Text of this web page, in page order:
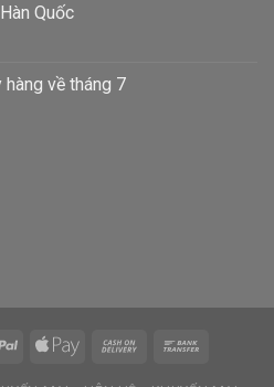
Quốc
về tháng 7